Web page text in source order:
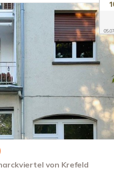
von Krefeld